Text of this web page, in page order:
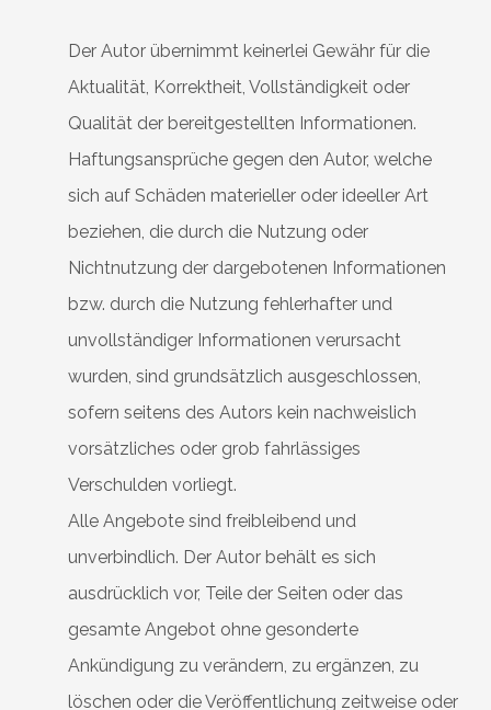
Der Autor übernimmt keinerlei Gewähr für die
Aktualität, Korrektheit, Vollständigkeit oder
Qualität der bereitgestellten Informationen.
Haftungsansprüche gegen den Autor, welche
sich auf Schäden materieller oder ideeller Art
beziehen, die durch die Nutzung oder
Nichtnutzung der dargebotenen Informationen
bzw. durch die Nutzung fehlerhafter und
unvollständiger Informationen verursacht
wurden, sind grundsätzlich ausgeschlossen,
sofern seitens des Autors kein nachweislich
vorsätzliches oder grob fahrlässiges
Verschulden vorliegt.
Alle Angebote sind freibleibend und
unverbindlich. Der Autor behält es sich
ausdrücklich vor, Teile der Seiten oder das
gesamte Angebot ohne gesonderte
Ankündigung zu verändern, zu ergänzen, zu
löschen oder die Veröffentlichung zeitweise oder